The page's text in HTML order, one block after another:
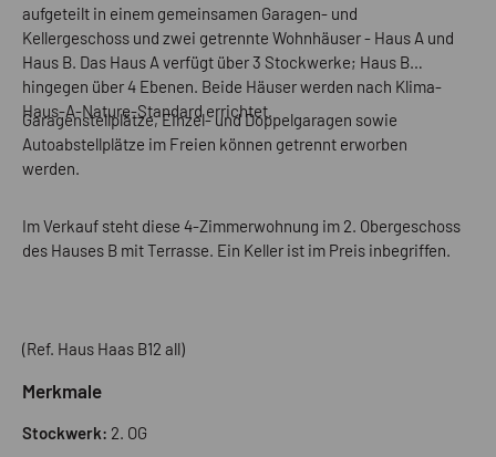
aufgeteilt in einem gemeinsamen Garagen- und
Kellergeschoss und zwei getrennte Wohnhäuser - Haus A und
Haus B. Das Haus A verfügt über 3 Stockwerke; Haus B
hingegen über 4 Ebenen. Beide Häuser werden nach Klima-
Haus-A-Nature-Standard errichtet.
Garagenstellplätze, Einzel- und Doppelgaragen sowie
Autoabstellplätze im Freien können getrennt erworben
werden.
Im Verkauf steht diese 4-Zimmerwohnung im 2. Obergeschoss
des Hauses B mit Terrasse. Ein Keller ist im Preis inbegriffen.
(Ref. Haus Haas B12 all)
Merkmale
Stockwerk: 2. OG